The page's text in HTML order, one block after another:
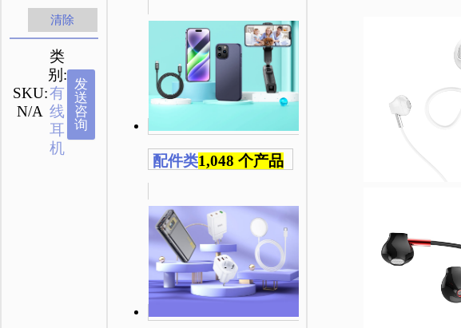
清除
SKU:
N/A
类
别:
有
线
耳
机
发
送
咨
询
配件类1,048 个产品